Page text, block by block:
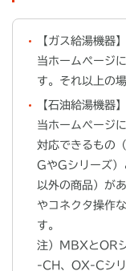
【ガス給湯機器】
当ホームページ
す。それ以上の
【石油給湯機器】
当ホームページ
対応できるもの
GやGシリーズ
以外の商品）が
やコネクタ操作
す。
注）MBXとOR
-CH、OX-Cシ